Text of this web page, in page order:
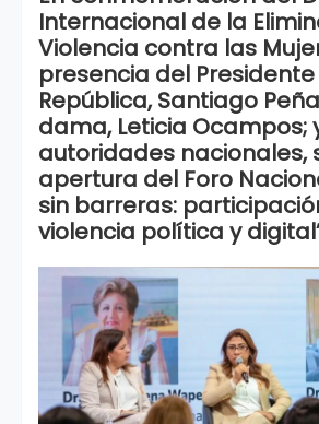
Internacional de la
Violencia contra las
presencia del
República, Santiago
dama, Leticia Ocampos;
autoridades nacionales,
apertura del Foro
sin barreras:
violencia política y